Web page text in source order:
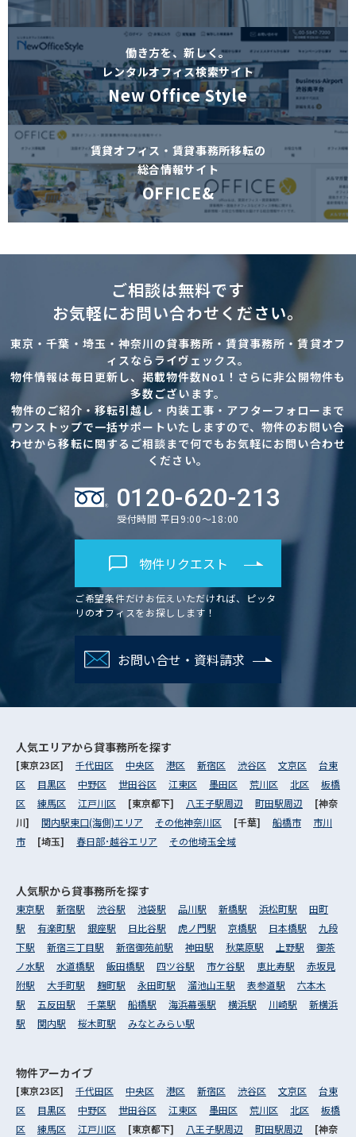
働き方を、新しく。
レンタルオフィス検索サイト
New Office Style
賃貸オフィス・賃貸事務所移転の
総合情報サイト
OFFICE&
ご相談は無料です
お気軽にお問い合わせください。
東京・千葉・埼玉・神奈川の貸事務所・賃貸事務所・賃貸オフ
ィスならライヴェックス。
物件情報は毎日更新し、掲載物件数No1！さらに非公開物件も
多数ございます。
物件のご紹介・移転引越し・内装工事・アフターフォローまで
ワンストップで一括サポートいたしますので、物件のお問い合
わせから移転に関するご相談まで何でもお気軽にお問い合わせ
ください。
0120-620-213
受付時間 平日9:00～18:00
物件リクエスト
ご希望条件だけお伝えいただければ、ピッタ
リのオフィスをお探しします！
お問い合せ・資料請求
人気エリアから貸事務所を探す
[東京23区] 千代田区 中央区 港区 新宿区 渋谷区 文京区
台東
区
目黒区 中野区 世田谷区 江東区 墨田区 荒川区 北区
板橋
区
練馬区 江戸川区 [東京都下] 八王子駅周辺 町田駅周辺
[神奈
川] 関内駅東口(海側)エリア その他神奈川区 [千葉] 船橋市
市川
市
[埼玉] 春日部･越谷エリア その他埼玉全域
人気駅から貸事務所を探す
東京駅 新宿駅 渋谷駅 池袋駅 品川駅 新橋駅 浜松町駅
田町
駅
有楽町駅 銀座駅 日比谷駅 虎ノ門駅 京橋駅 日本橋駅
九段
下駅
新宿三丁目駅 新宿御苑前駅 神田駅 秋葉原駅 上野駅
御茶
ノ水駅
水道橋駅 飯田橋駅 四ツ谷駅 市ケ谷駅 恵比寿駅
赤坂見
附駅
大手町駅 麹町駅 永田町駅 溜池山王駅 表参道駅
六本木
駅
五反田駅 千葉駅 船橋駅 海浜幕張駅 横浜駅 川崎駅
新横浜
駅
関内駅 桜木町駅 みなとみらい駅
物件アーカイブ
[東京23区] 千代田区 中央区 港区 新宿区 渋谷区 文京区
台東
区
目黒区 中野区 世田谷区 江東区 墨田区 荒川区 北区
板橋
区
練馬区 江戸川区 [東京都下] 八王子駅周辺 町田駅周辺 [神奈